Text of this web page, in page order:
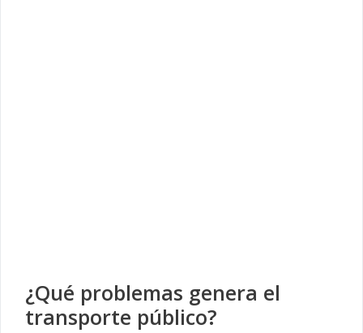
¿Qué problemas genera el
transporte público?